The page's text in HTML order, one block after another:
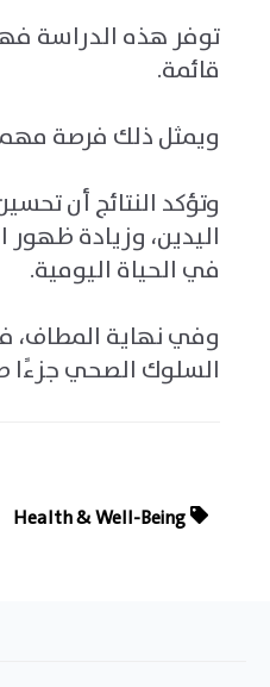
توفر هذه الدراسة
قائمة.
ويمثل ذلك فرصة
وتؤكد النتائج أن
اليدين، وزيادة
في الحياة اليومية.
وفي نهاية المطاف،
السلوك الصحي جزءًا
Health & Well-Being